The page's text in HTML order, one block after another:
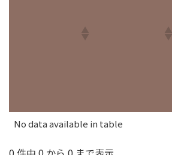
No data available in table